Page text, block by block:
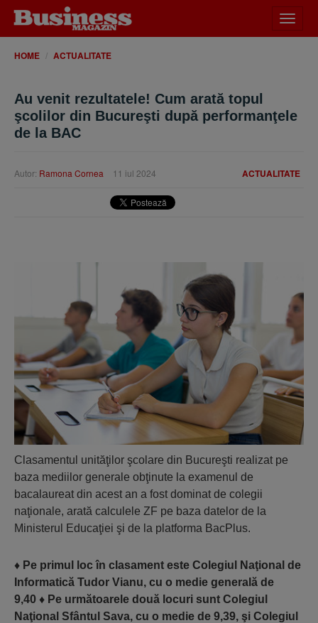
meniu
HOME ACTUALITATE
Au venit rezultatele! Cum arată topul
şcolilor din Bucureşti după performanţele
de la BAC
ACTUALITATE
Autor: Ramona Cornea 11 iul 2024
Clasamentul unităţilor şcolare din Bucureşti realizat pe
baza mediilor generale obţinute la examenul de
bacalaureat din acest an a fost dominat de colegii
naţionale, arată calculele ZF pe baza datelor de la
Ministerul Educaţiei şi de la platforma BacPlus.
♦ Pe primul loc în clasament este Colegiul Naţional de
Informatică Tudor Vianu, cu o medie generală de
9,40 ♦ Pe următoarele două locuri sunt Colegiul
Naţional Sfântul Sava, cu o medie de 9,39, şi Colegiul